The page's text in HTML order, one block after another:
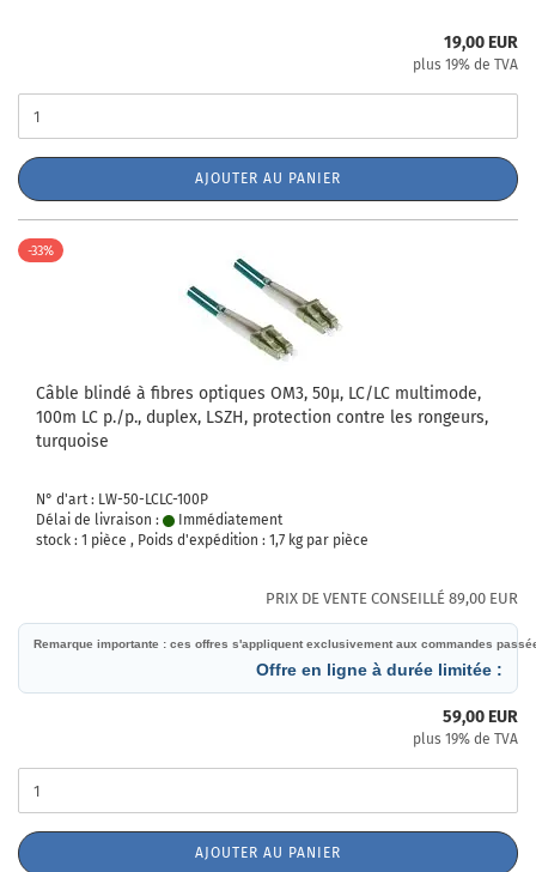
19,00 EUR
plus 19% de TVA
AJOUTER AU PANIER
-33%
Câble blindé à fibres optiques OM3, 50µ, LC/LC multimode,
100m LC p./p., duplex, LSZH, protection contre les rongeurs,
turquoise
N° d'art : LW-50-LCLC-100P
Délai de livraison :
Immédiatement
stock : 1 pièce , Poids d'expédition : 1,7 kg par pièce
PRIX DE VENTE CONSEILLÉ 89,00 EUR
Remarque importante : ces offres s'appliquent exclusivement aux commandes
Offre en ligne à durée limitée :
59,00 EUR
plus 19% de TVA
AJOUTER AU PANIER